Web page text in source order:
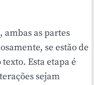
as partes
se estão de
Esta etapa é
sejam